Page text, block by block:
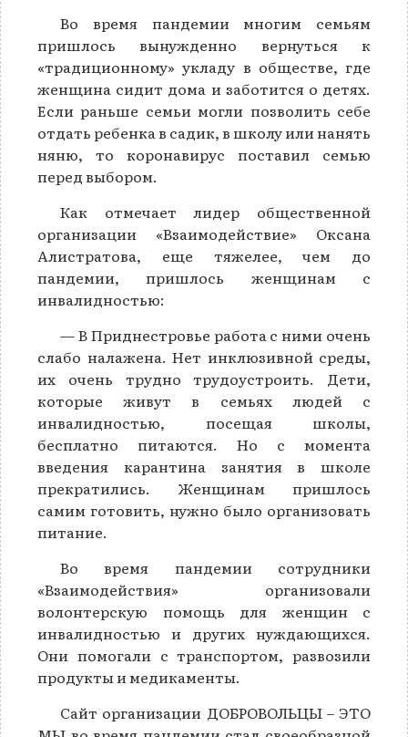
Во время пандемии многим семьям
пришлось вынужденно вернуться к
«традиционному» укладу в обществе, где
женщина сидит дома и заботится о детях.
Если раньше семьи могли позволить себе
отдать ребенка в садик, в школу или нанять
няню, то коронавирус поставил семью
перед выбором.
Как отмечает лидер общественной
организации «Взаимодействие» Оксана
Алистратова, еще тяжелее, чем до
пандемии, пришлось женщинам с
инвалидностью:
— В Приднестровье работа с ними очень
слабо налажена. Нет инклюзивной среды,
их очень трудно трудоустроить. Дети,
которые живут в семьях людей с
инвалидностью, посещая школы,
бесплатно питаются. Но с момента
введения карантина занятия в школе
прекратились. Женщинам пришлось
самим готовить, нужно было организовать
питание.
Во время пандемии сотрудники
«Взаимодействия» организовали
волонтерскую помощь для женщин с
инвалидностью и других нуждающихся.
Они помогали с транспортом, развозили
продукты и медикаменты.
Сайт организации ДОБРОВОЛЬЦЫ – ЭТО